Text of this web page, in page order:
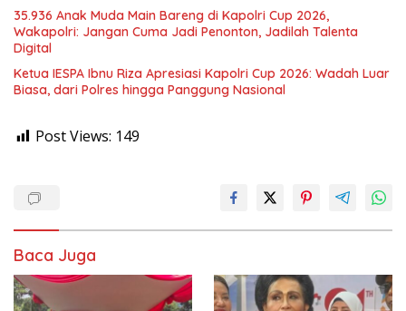
35.936 Anak Muda Main Bareng di Kapolri Cup 2026,
Wakapolri: Jangan Cuma Jadi Penonton, Jadilah Talenta
Digital
Ketua IESPA Ibnu Riza Apresiasi Kapolri Cup 2026: Wadah Luar
Biasa, dari Polres hingga Panggung Nasional
Post Views: 149
Baca Juga